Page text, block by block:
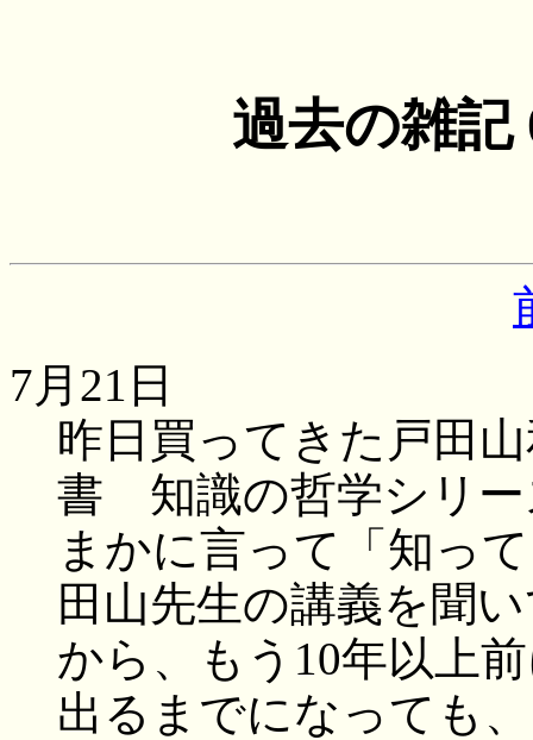
過去の雑記
7月21日
昨日買ってきた戸田
書 知識の哲学シリー
まかに言って「知っ
田山先生の講義を聞
から、もう10年以上
出るまでになっても